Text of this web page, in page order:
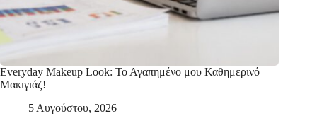
Everyday Makeup Look: Το Αγαπημένο μου Καθημερινό
Μακιγιάζ!
5 Αυγούστου, 2026